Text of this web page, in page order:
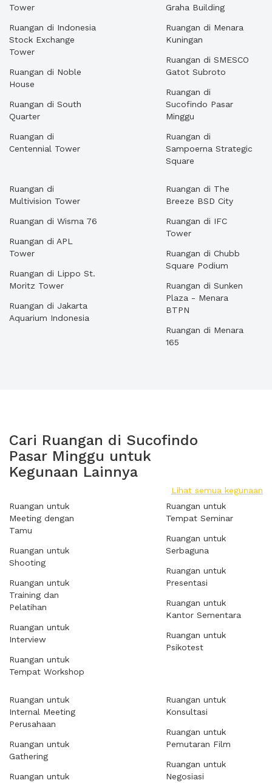
Tower
Ruangan di Indonesia
Stock Exchange
Tower
Ruangan di Noble
House
Ruangan di South
Quarter
Ruangan di
Centennial Tower
Graha Building
Ruangan di Menara
Kuningan
Ruangan di SMESCO
Gatot Subroto
Ruangan di
Sucofindo Pasar
Minggu
Ruangan di
Sampoerna Strategic
Square
Ruangan di
Multivision Tower
Ruangan di Wisma 76
Ruangan di APL
Tower
Ruangan di Lippo St.
Moritz Tower
Ruangan di Jakarta
Aquarium Indonesia
Ruangan di The
Breeze BSD City
Ruangan di IFC
Tower
Ruangan di Chubb
Square Podium
Ruangan di Sunken
Plaza - Menara
BTPN
Ruangan di Menara
165
Cari Ruangan di Sucofindo
Pasar Minggu untuk
Kegunaan Lainnya
Lihat semua kegunaan
Ruangan untuk
Meeting dengan
Tamu
Ruangan untuk
Shooting
Ruangan untuk
Training dan
Pelatihan
Ruangan untuk
Interview
Ruangan untuk
Tempat Workshop
Ruangan untuk
Tempat Seminar
Ruangan untuk
Serbaguna
Ruangan untuk
Presentasi
Ruangan untuk
Kantor Sementara
Ruangan untuk
Psikotest
Ruangan untuk
Internal Meeting
Perusahaan
Ruangan untuk
Gathering
Ruangan untuk
Ruangan untuk
Konsultasi
Ruangan untuk
Pemutaran Film
Ruangan untuk
Negosiasi